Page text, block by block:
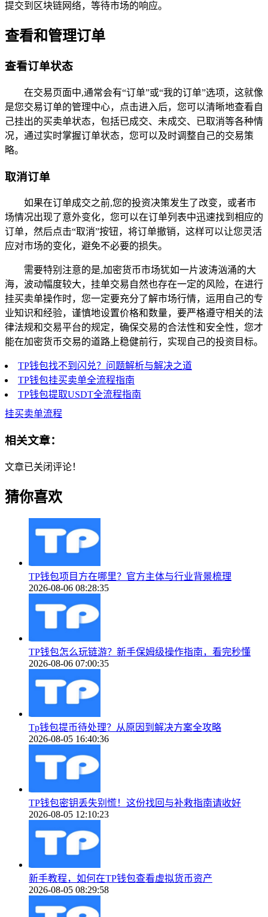
提交到区块链网络，等待市场的响应。
查看和管理订单
查看订单状态
在交易页面中,通常会有“订单”或“我的订单”选项，这就像
是您交易订单的管理中心，点击进入后，您可以清晰地查看自
己挂出的买卖单状态，包括已成交、未成交、已取消等各种情
况，通过实时掌握订单状态，您可以及时调整自己的交易策
略。
取消订单
如果在订单成交之前,您的投资决策发生了改变，或者市
场情况出现了意外变化，您可以在订单列表中迅速找到相应的
订单，然后点击“取消”按钮，将订单撤销，这样可以让您灵活
应对市场的变化，避免不必要的损失。
需要特别注意的是,加密货币市场犹如一片波涛汹涌的大
海，波动幅度较大，挂单交易自然也存在一定的风险，在进行
挂买卖单操作时，您一定要充分了解市场行情，运用自己的专
业知识和经验，谨慎地设置价格和数量，要严格遵守相关的法
律法规和交易平台的规定，确保交易的合法性和安全性，您才
能在加密货币交易的道路上稳健前行，实现自己的投资目标。
TP钱包找不到闪兑？问题解析与解决之道
TP钱包挂买卖单全流程指南
TP钱包提取USDT全流程指南
挂买卖单流程
相关文章：
文章已关闭评论！
猜你喜欢
TP钱包项目方在哪里？官方主体与行业背景梳理
2026-08-06 08:28:35
TP钱包怎么玩链游？新手保姆级操作指南，看完秒懂
2026-08-06 07:00:35
Tp钱包提币待处理？从原因到解决方案全攻略
2026-08-05 16:40:36
TP钱包密钥丢失别慌！这份找回与补救指南请收好
2026-08-05 12:10:23
新手教程，如何在TP钱包查看虚拟货币资产
2026-08-05 08:29:58